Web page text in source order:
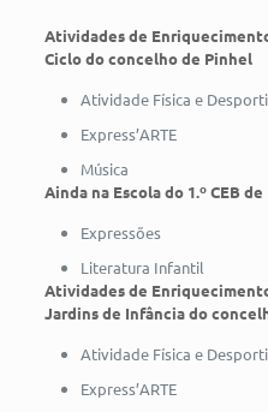
Atividades de
Ciclo do concelho de Pinhel
Atividade Física e
Express’ARTE
Música
Ainda na Escola do 1.º CEB
Expressões
Literatura Infantil
Atividades de
Jardins de Infância do
Atividade Física e
Express’ARTE